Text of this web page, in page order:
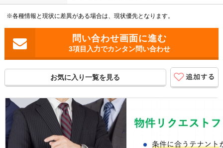
※各種情報と現状に差異がある場合は、現状優先となります。
3項目入力でカンタン問い合わせ
お気に入り一覧を見る